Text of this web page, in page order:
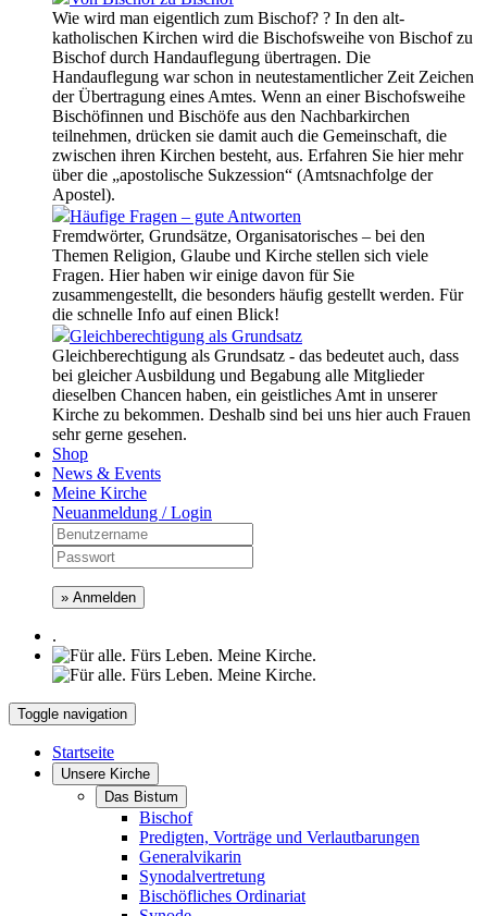
Wie wird man eigentlich zum Bischof? ? In den alt-
katholischen Kirchen wird die Bischofsweihe von Bischof zu
Bischof durch Handauflegung übertragen. Die
Handauflegung war schon in neutestamentlicher Zeit Zeichen
der Übertragung eines Amtes. Wenn an einer Bischofsweihe
Bischöfinnen und Bischöfe aus den Nachbarkirchen
teilnehmen, drücken sie damit auch die Gemeinschaft, die
zwischen ihren Kirchen besteht, aus. Erfahren Sie hier mehr
über die „apostolische Sukzession“ (Amtsnachfolge der
Apostel).
Häufige Fragen – gute Antworten
Fremdwörter, Grundsätze, Organisatorisches – bei den
Themen Religion, Glaube und Kirche stellen sich viele
Fragen. Hier haben wir einige davon für Sie
zusammengestellt, die besonders häufig gestellt werden. Für
die schnelle Info auf einen Blick!
Gleichberechtigung als Grundsatz
Gleichberechtigung als Grundsatz - das bedeutet auch, dass
bei gleicher Ausbildung und Begabung alle Mitglieder
dieselben Chancen haben, ein geistliches Amt in unserer
Kirche zu bekommen. Deshalb sind bei uns hier auch Frauen
sehr gerne gesehen.
Shop
News & Events
Meine Kirche
Neuanmeldung / Login
» Anmelden
.
Toggle navigation
Startseite
Unsere Kirche
Das Bistum
Bischof
Predigten, Vorträge und Verlautbarungen
Generalvikarin
Synodalvertretung
Bischöfliches Ordinariat